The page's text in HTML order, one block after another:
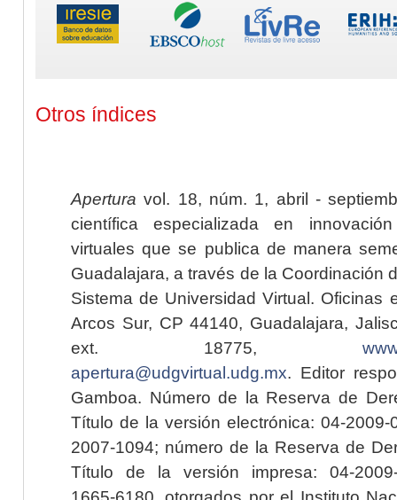
Otros índices
Apertura vol. 18, núm. 1, abril -
científica especializada en
virtuales que se publica de manera
Guadalajara, a través de la Coordinación
Sistema de Universidad Virtual. Oficinas
Arcos Sur, CP 44140, Guadalajara,
ext. 18775,
apertura@udgvirtual.udg.mx. Editor
Gamboa. Número de la Reserva de
Título de la versión electrónica: 04-2009-
2007-1094; número de la Reserva de
Título de la versión impresa: 04-2009-